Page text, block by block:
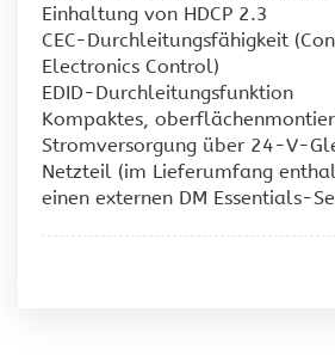
Einhaltung von HDCP 2.3
CEC-Durchleitungsfähigkeit
Electronics Control)
EDID-Durchleitungsfunktion
Kompaktes,
Stromversorgung über 24-V-
Netzteil (im Lieferumfang
einen externen DM Essentials-